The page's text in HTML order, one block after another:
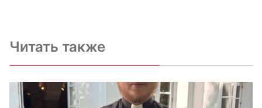
Читать также